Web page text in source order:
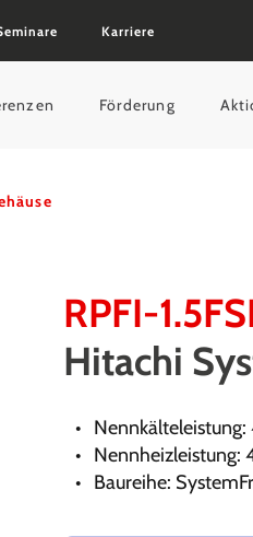
Karriere
Förderung
RPFI-
Hitachi
Nennkälteleistung:
Nennheizleistung:
Baureihe: